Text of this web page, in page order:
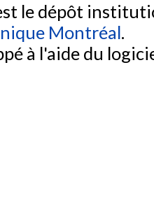
le dépôt
Montréal.
à l'aide du